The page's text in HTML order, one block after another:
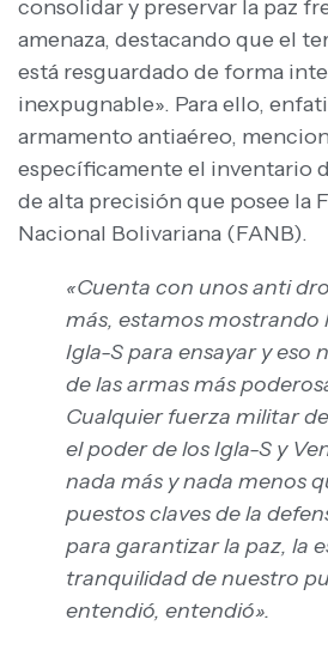
consolidar y preservar la paz
amenaza, destacando que el
está resguardado de forma
inexpugnable». Para ello,
armamento antiaéreo,
específicamente el inventario
de alta precisión que posee la
Nacional Bolivariana (FANB).
«Cuenta con unos anti
más, estamos mostrando
Igla-S para ensayar y eso
de las armas más
Cualquier fuerza militar
el poder de los Igla-S y
nada más y nada menos
puestos claves de la
para garantizar la paz, la
tranquilidad de nuestro
entendió, entendió».